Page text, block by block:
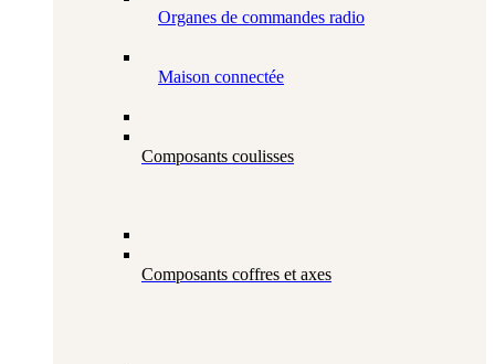
Organes de commandes radio
Maison connectée
Composants coulisses
Composants coffres et axes